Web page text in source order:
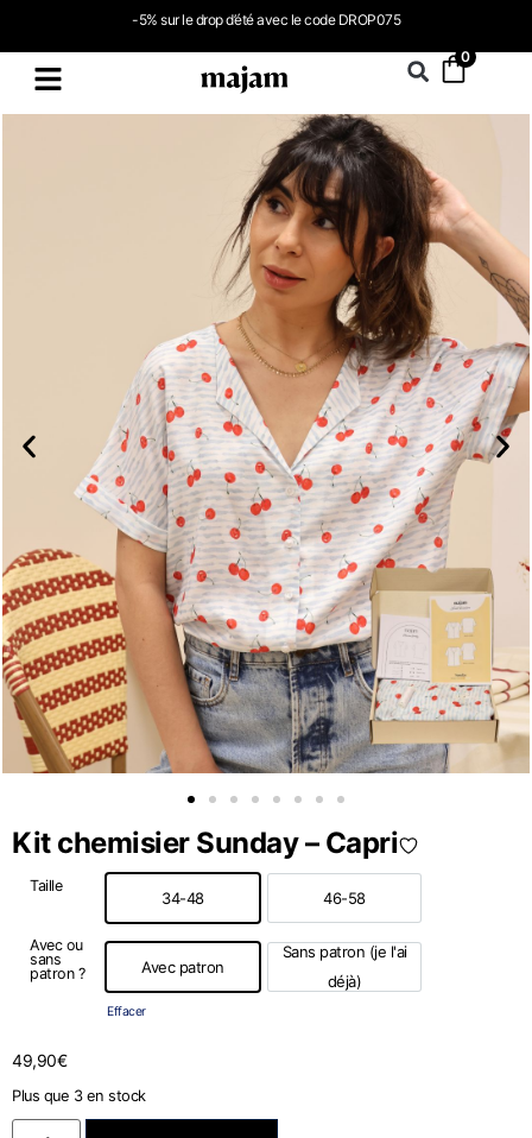
-5% sur le drop d’été avec le code DROP075
0
Kit chemisier Sunday – Capri
Taille
34-48 46-58
Avec ou
sans
patron ?
Avec patron
Avec patron
Sans patron (je l'ai
déjà)Sans patron (je l'ai déjà)
Effacer
49,90€
Plus que 3 en stock